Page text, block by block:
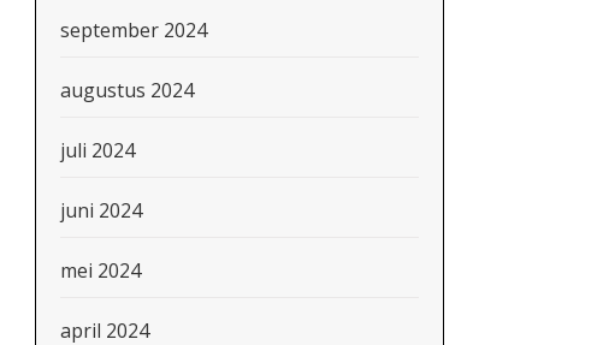
september 2024
augustus 2024
juli 2024
juni 2024
mei 2024
april 2024